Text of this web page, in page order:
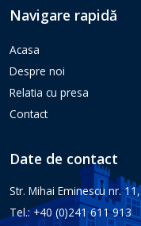
Navigare rapidă
Acasa
Despre noi
Relatia cu presa
Contact
Date de contact
Str. Mihai Eminescu nr.
Tel.: +40 (0)241 611 913